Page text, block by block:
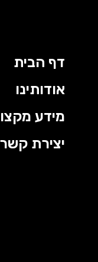
דף הבית
אודותינו
מידע מקצועי
יצירת קשר